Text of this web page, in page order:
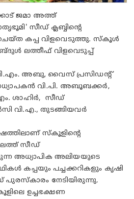
ജമാ അത്ത്
സീഡ് ക്ലബ്ബിന്റെ
കപ്പ വിളവെടുത്തു. സ്‌കൂള്‍
ലത്തീഫ് വിളവെടുപ്പ്
വി.എം. അബു, വൈസ് പ്രസിഡന്റ്
വി.പി. അബൂബക്കര്‍,
ശാഹിര്‍, സീഡ്
വി.എ., തുടങ്ങിയവര്‍
സ്‌കൂളിന്റെ
സീഡ്
അധ്യാപിക അലിയയുടെ
കപ്പയും പച്ചക്കറികളും കൃഷി
നേടിയിരുന്നു.
ഉച്ചഭക്ഷണ